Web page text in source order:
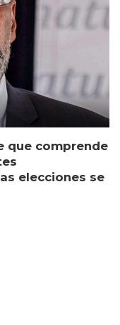
que comprende
elecciones se